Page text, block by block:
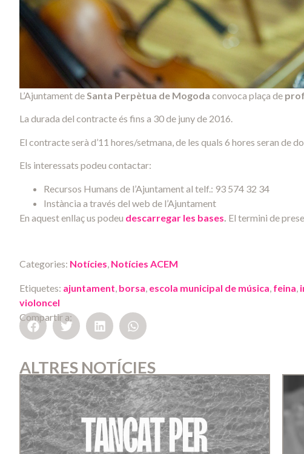
L’Ajuntament deSanta Perpètua de Mogoda convoca plaça de
La durada del contracte és fins a 30 de juny de 2016.
El contracte serà d’11 hores/setmana, de les quals 6 hores seran de
Els interessats podeu contactar:
Recursos Humans de l’Ajuntament al telf.: 93 574 32 34
Instància a través del web de l’Ajuntament
En aquest enllaç us podeu descarregar les bases El termini de
Categories: Notícies, Notícies ACEM
Etiquetes: ajuntament, borsa, escola municipal de música, feina,
violoncel
Compartir a:
ALTRES NOTÍCIES